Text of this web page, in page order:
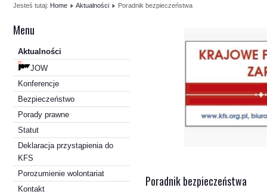
Jesteś tutaj: Home Aktualności Poradnik bezpieczeństwa
Menu
Aktualności
JOW
Konferencje
Bezpieczeństwo
Porady prawne
Statut
Deklaracja przystąpienia do
KFS
Porozumienie wolontariat
Kontakt
Poradnik bezpieczeństwa